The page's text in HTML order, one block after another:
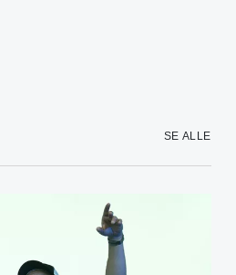
SE ALLE